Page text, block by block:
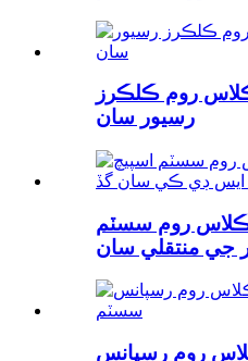
روم ڪلڪرز
رسيور سان
ڪلاس روم سسٽم
روم رسپانس